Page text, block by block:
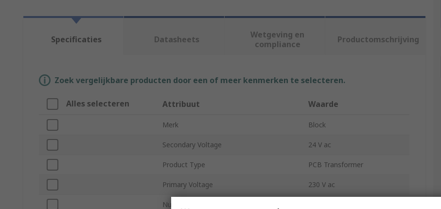
Specificaties Datasheets
Wetgeving en
compliance
Productomschrijving
Zoek vergelijkbare producten door een of meer kenmerken te selecteren.
Alles selecteren Attribuut Waarde
Merk Block
Secondary Voltage 24 V ac
Product Type PCB Transformer
Primary Voltage 230 V ac
Number of Outputs